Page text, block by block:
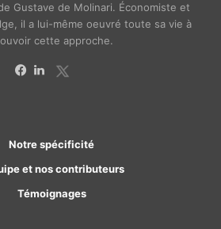
Gustave de Molinari. Économiste et
il a lui-même oeuvré toute sa vie à
cette approche.
Notre spécificité
et nos contributeurs
Témoignages